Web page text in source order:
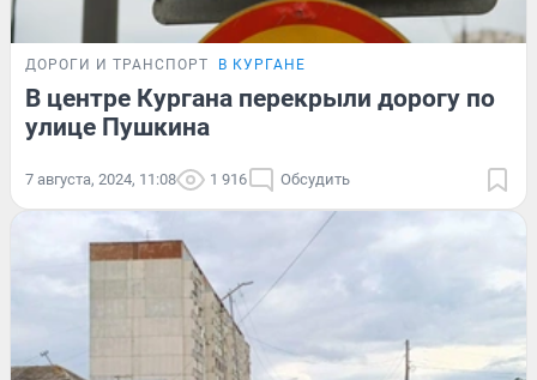
ДОРОГИ И ТРАНСПОРТ В КУРГАНЕ
В центре Кургана перекрыли дорогу по
улице Пушкина
7 августа, 2024, 11:08 1 916 Обсудить